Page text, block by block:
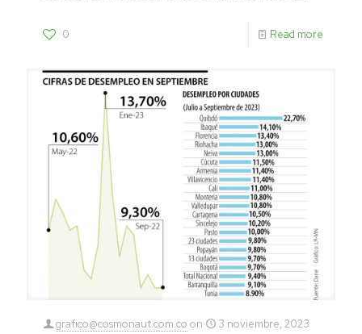
0 Read more
grafico@cosmonaut.com.co on 3 noviembre, 2023